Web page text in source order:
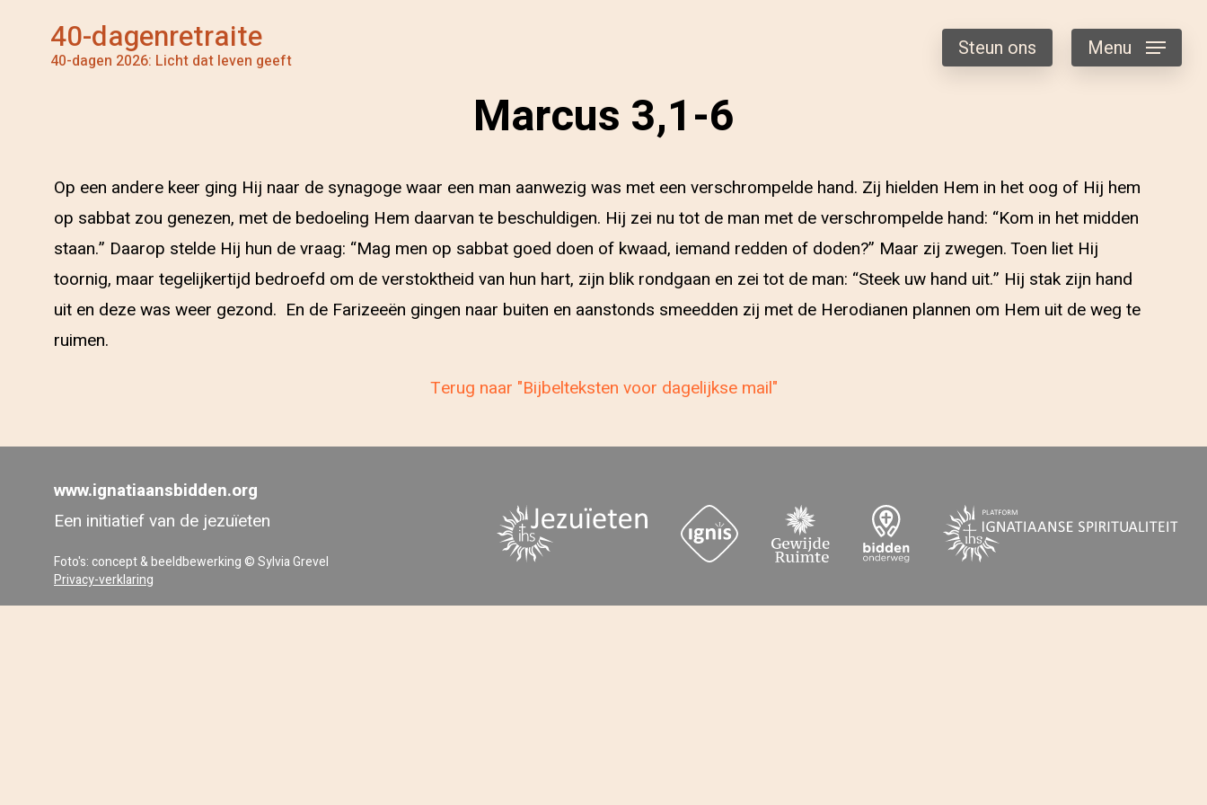
40-dagenretraite
40-dagen 2026: Licht dat leven geeft Steun ons Menu
Marcus 3,1-6
Op een andere keer ging Hij naar de synagoge waar een man aanwezig was met een verschrompelde hand. Zij hielden Hem in het oog of Hij hem
op sabbat zou genezen, met de bedoeling Hem daarvan te beschuldigen. Hij zei nu tot de man met de verschrompelde hand: “Kom in het midden
staan.” Daarop stelde Hij hun de vraag: “Mag men op sabbat goed doen of kwaad, iemand redden of doden?” Maar zij zwegen. Toen liet Hij
toornig, maar tegelijkertijd bedroefd om de verstoktheid van hun hart, zijn blik rondgaan en zei tot de man: “Steek uw hand uit.” Hij stak zijn hand
uit en deze was weer gezond. En de Farizeeën gingen naar buiten en aanstonds smeedden zij met de Herodianen plannen om Hem uit de weg te
ruimen.
Terug naar "Bijbelteksten voor dagelijkse mail"
www.ignatiaansbidden.org
Een initiatief van de jezuïeten
Foto's: concept & beeldbewerking © Sylvia Grevel
Privacy-verklaring